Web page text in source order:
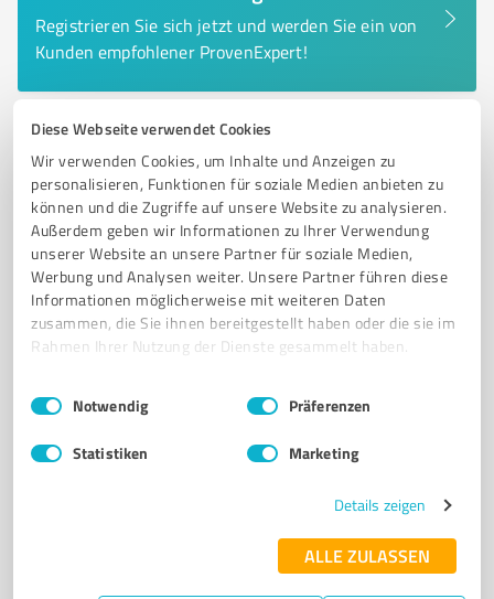
Diese Webseite verwendet Cookies
Wir verwenden Cookies, um Inhalte und Anzeigen zu
personalisieren, Funktionen für soziale Medien anbieten zu
können und die Zugriffe auf unsere Website zu analysieren.
Außerdem geben wir Informationen zu Ihrer Verwendung
unserer Website an unsere Partner für soziale Medien,
Werbung und Analysen weiter. Unsere Partner führen diese
Informationen möglicherweise mit weiteren Daten
zusammen, die Sie ihnen bereitgestellt haben oder die sie im
Rahmen Ihrer Nutzung der Dienste gesammelt haben.
Impressum Datenschutzbestimmungen
Einwilligungsauswahl
Notwendig Präferenzen
Statistiken Marketing
Details zeigen
ALLE ZULASSEN
Registrieren Sie sich jetzt und werden Sie ein von
Kunden empfohlener ProvenExpert!
GA Stresscoaching
ganzheitliche Gesundheitsberatung
1:1 ANTI-STRESS-COACHING DREI-PHASEN-PROGRAMM PERSÖNLICHER ANTI-
STRESS-FAHRPLAN STRESSMUSTER ERKENNEN & VERÄNDERN
ENTSPANNUNGSTECHNIKEN & ATEMÜBUNGEN LANGFRISTIGE
STRESSBEWÄLTIGUNG
Auf Anfrage, 60598 Frankfurt
bio.site/ga.gesundleben
5,00 / 5,00